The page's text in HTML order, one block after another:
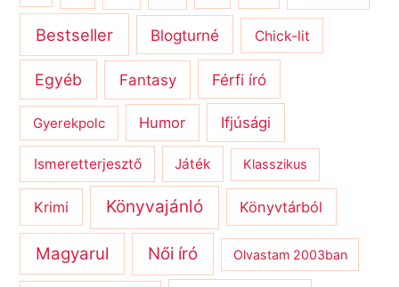
Bestseller Blogturné Chick-lit
Egyéb Fantasy Férfi író
Gyerekpolc Humor Ifjúsági
Ismeretterjesztő Játék Klasszikus
Krimi Könyvajánló Könyvtárból
Magyarul Női író Olvastam 2003ban